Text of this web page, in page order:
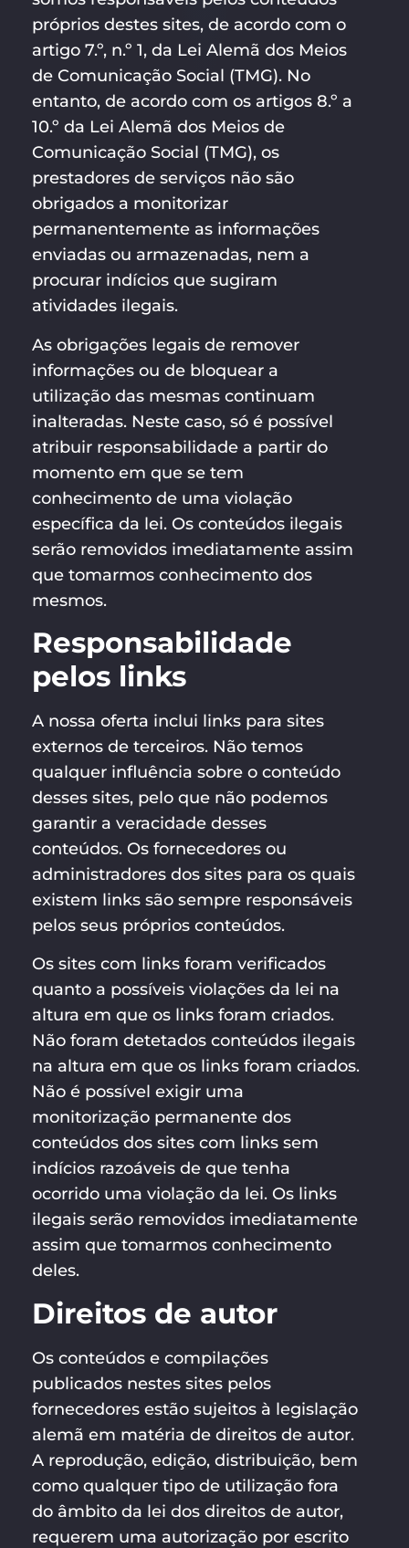
próprios destes sites, de acordo com o
artigo 7.º, n.º 1, da Lei Alemã dos Meios
de Comunicação Social (TMG). No
entanto, de acordo com os artigos 8.º a
10.º da Lei Alemã dos Meios de
Comunicação Social (TMG), os
prestadores de serviços não são
obrigados a monitorizar
permanentemente as informações
enviadas ou armazenadas, nem a
procurar indícios que sugiram
atividades ilegais.
As obrigações legais de remover
informações ou de bloquear a
utilização das mesmas continuam
inalteradas. Neste caso, só é possível
atribuir responsabilidade a partir do
momento em que se tem
conhecimento de uma violação
específica da lei. Os conteúdos ilegais
serão removidos imediatamente assim
que tomarmos conhecimento dos
mesmos.
Responsabilidade
pelos links
A nossa oferta inclui links para sites
externos de terceiros. Não temos
qualquer influência sobre o conteúdo
desses sites, pelo que não podemos
garantir a veracidade desses
conteúdos. Os fornecedores ou
administradores dos sites para os quais
existem links são sempre responsáveis
pelos seus próprios conteúdos.
Os sites com links foram verificados
quanto a possíveis violações da lei na
altura em que os links foram criados.
Não foram detetados conteúdos ilegais
na altura em que os links foram criados.
Não é possível exigir uma
monitorização permanente dos
conteúdos dos sites com links sem
indícios razoáveis de que tenha
ocorrido uma violação da lei. Os links
ilegais serão removidos imediatamente
assim que tomarmos conhecimento
deles.
Direitos de autor
Os conteúdos e compilações
publicados nestes sites pelos
fornecedores estão sujeitos à legislação
alemã em matéria de direitos de autor.
A reprodução, edição, distribuição, bem
como qualquer tipo de utilização fora
do âmbito da lei dos direitos de autor,
requerem uma autorização por escrito